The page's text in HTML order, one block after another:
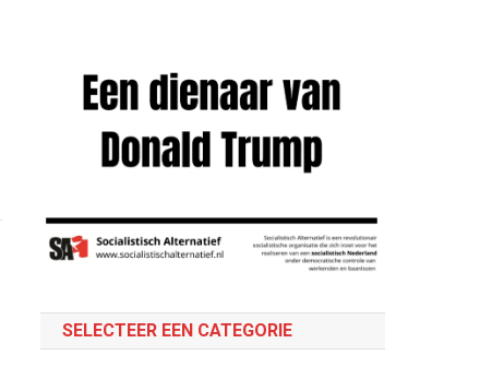
SELECTEER EEN CATEGORIE